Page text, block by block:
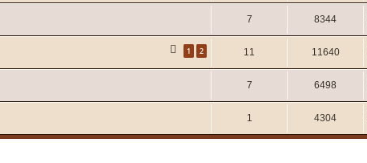
7 8344
1 2 11 11640
7 6498
1 4304